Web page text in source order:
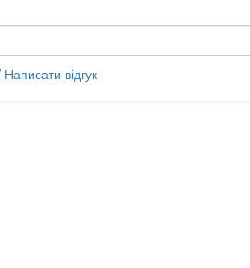
Написати відгук